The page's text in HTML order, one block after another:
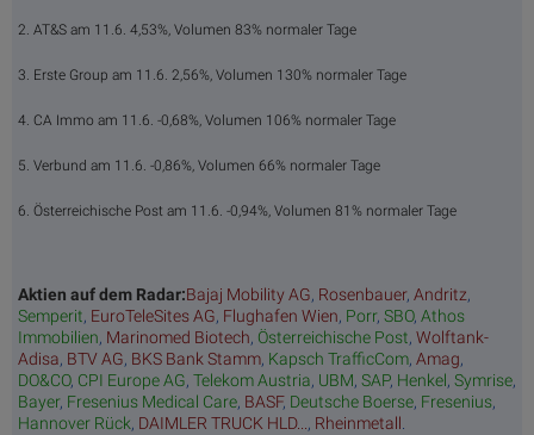
2. AT&S am 11.6. 4,53%, Volumen 83% normaler Tage
3. Erste Group am 11.6. 2,56%, Volumen 130% normaler Tage
4. CA Immo am 11.6. -0,68%, Volumen 106% normaler Tage
5. Verbund am 11.6. -0,86%, Volumen 66% normaler Tage
6. Österreichische Post am 11.6. -0,94%, Volumen 81% normaler Tage
Aktien auf dem Radar:Bajaj Mobility AG, Rosenbauer, Andritz,
Semperit, EuroTeleSites AG, Flughafen Wien, Porr, SBO, Athos
Immobilien, Marinomed Biotech, Österreichische Post, Wolftank-
Adisa, BTV AG, BKS Bank Stamm, Kapsch TrafficCom, Amag,
DO&CO, CPI Europe AG, Telekom Austria, UBM, SAP, Henkel, Symrise,
Bayer, Fresenius Medical Care, BASF, Deutsche Boerse, Fresenius,
Hannover Rück, DAIMLER TRUCK HLD..., Rheinmetall.